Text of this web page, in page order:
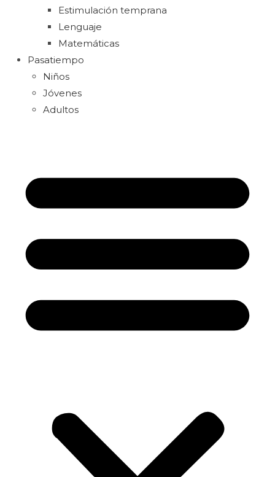
Estimulación temprana
Lenguaje
Matemáticas
Pasatiempo
Niños
Jóvenes
Adultos